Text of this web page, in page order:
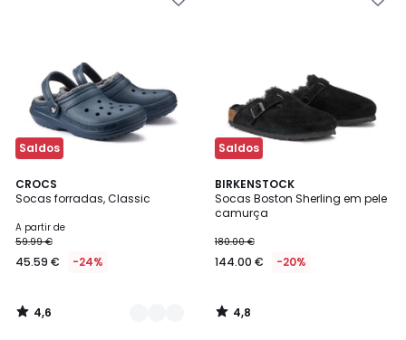
Saldos
CROCS
Socas forradas, Classic
A partir de
59.99 €
45.59 € -24%
4,6
/ 5
3
Cores
4,6
/
Saldos
BIRKENSTOCK
Socas Boston Sherling em pele
camurça
180.00 €
144.00 € -20%
4,8
/ 5
4,8
/